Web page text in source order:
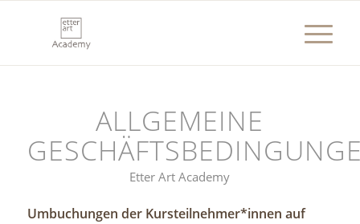
ALLGEMEINE
Etter Art Academy
Umbuchungen der Kursteilnehmer*innen auf